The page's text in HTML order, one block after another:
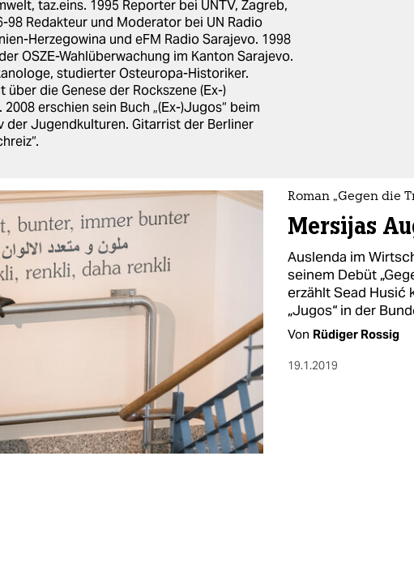
taz.eins. 1995 Reporter bei UNTV, Zagreb,
98 Redakteur und Moderator bei UN Radio
Herzegowina und eFM Radio Sarajevo. 1998
OSZE-Wahlüberwachung im Kanton Sarajevo.
studierter Osteuropa-Historiker.
die Genese der Rockszene (Ex-)
erschien sein Buch „(Ex-)Jugos“ beim
der Jugendkulturen. Gitarrist der Berliner
Roman „Gegen die
Mersijas
Auslenda im
seinem Debüt
erzählt Sead Husić
„Jugos“ in der
Von Rüdiger Rossig
19.1.2019